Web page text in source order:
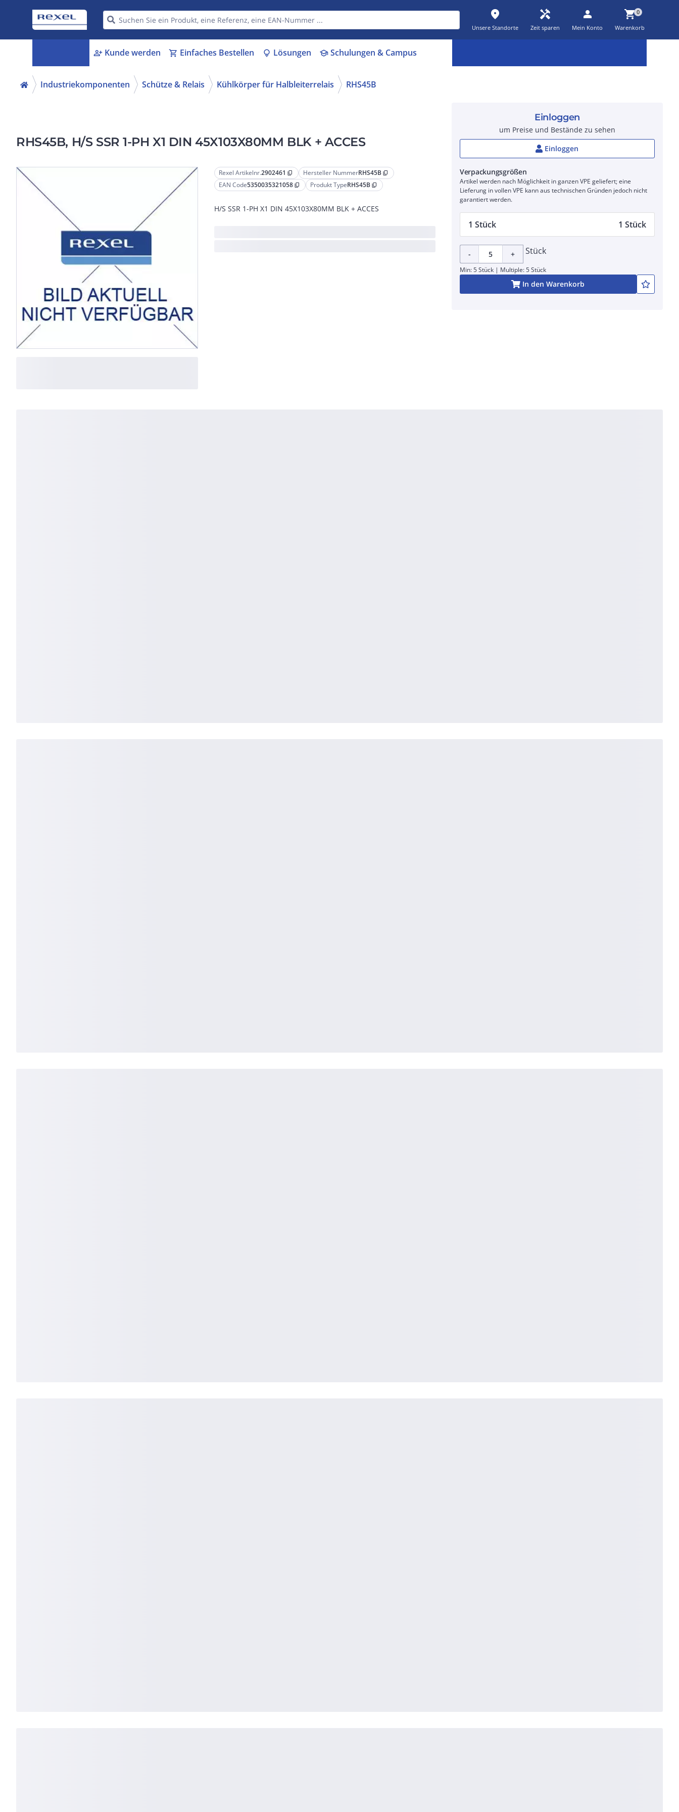
place
Unsere Standorte
handyman
Zeit sparen
person
Mein Konto
shopping_cart0
Warenkorb
person_add Kunde werden shopping_cart Einfaches Bestellen lightbulb Lösungen schoolSchulungen & Campus
Industriekomponenten Schütze & Relais Kühlkörper für Halbleiterrelais RHS45B
RHS45B, H/S SSR 1-PH X1 DIN 45X103X80MM BLK + ACCES
Rexel Artikelnr.2902461 content_copy Hersteller NummerRHS45B content_copy
EAN Code5350035321058 content_copy Produkt TypeRHS45B content_copy
H/S SSR 1-PH X1 DIN 45X103X80MM BLK + ACCES
Einloggen
um Preise und Bestände zu sehen
Einloggen
Verpackungsgrößen
Artikel werden nach Möglichkeit in ganzen VPE geliefert; eine
Lieferung in vollen VPE kann aus technischen Gründen jedoch nicht
garantiert werden.
1 Stück 1 Stück
- + Stück
Min: 5 Stück | Multiple: 5 Stück
In den Warenkorb